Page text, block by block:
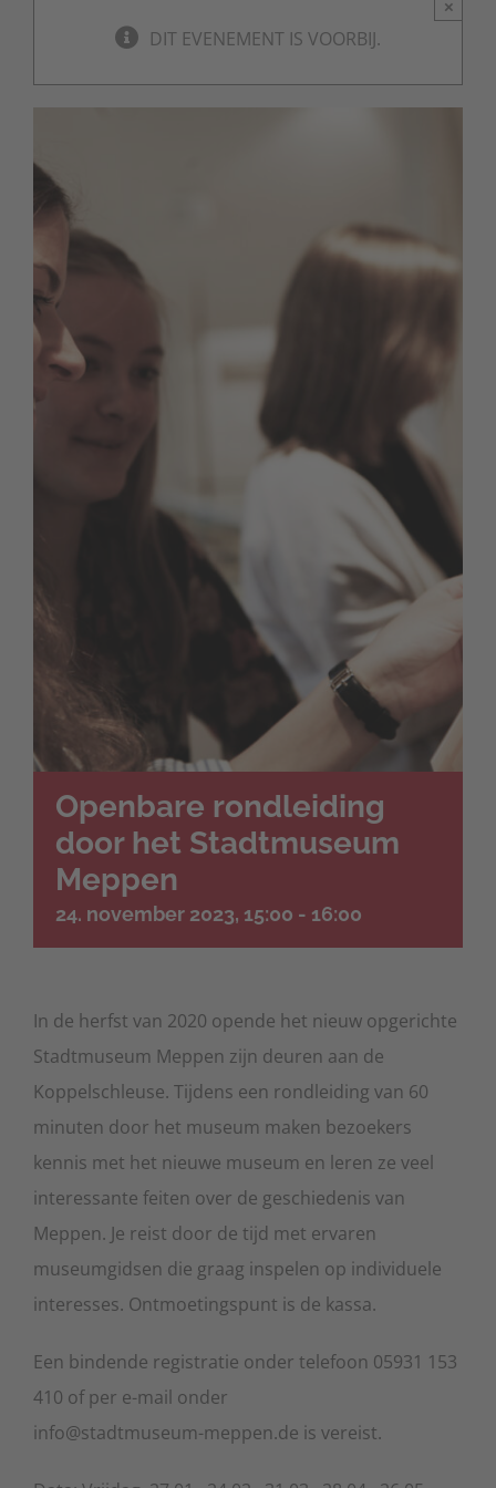
DIT EVENEMENT IS VOORBIJ.
×
Openbare rondleiding
door het Stadtmuseum
Meppen
24. november 2023, 15:00 - 16:00
In de herfst van 2020 opende het nieuw opgerichte
Stadtmuseum Meppen zijn deuren aan de
Koppelschleuse. Tijdens een rondleiding van 60
minuten door het museum maken bezoekers
kennis met het nieuwe museum en leren ze veel
interessante feiten over de geschiedenis van
Meppen. Je reist door de tijd met ervaren
museumgidsen die graag inspelen op individuele
interesses. Ontmoetingspunt is de kassa.
Een bindende registratie onder telefoon 05931 153
410 of per e-mail onder
info@stadtmuseum-meppen.de is vereist.